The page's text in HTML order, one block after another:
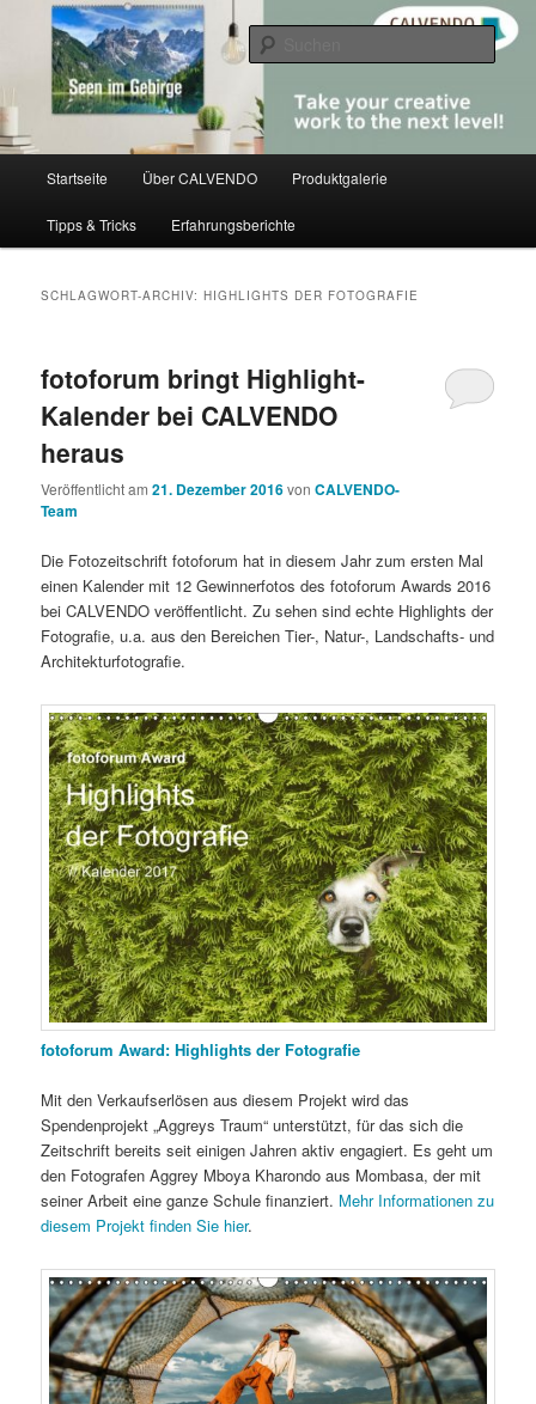
primären
springen
sekundären
springenCALVENDO
share creativity
Startseite Über CALVENDO Produktgalerie
Tipps & Tricks Erfahrungsberichte
SCHLAGWORT-ARCHIV:HIGHLIGHTS DER FOTOGRAFIE
fotoforum bringt Highlight-
Kalender bei CALVENDO
heraus
Veröffentlicht am21. Dezember 2016vonCALVENDO-
Team
Die Fotozeitschrift fotoforum hat in diesem Jahr zum ersten Mal
einen Kalender mit 12 Gewinnerfotos des fotoforum Awards 2016
bei CALVENDO veröffentlicht. Zu sehen sind echte Highlights der
Fotografie, u.a. aus den Bereichen Tier-, Natur-, Landschafts- und
Architekturfotografie.
fotoforum Award: Highlights der Fotografie
Mit den Verkaufserlösen aus diesem Projekt wird das
Spendenprojekt „Aggreys Traum“ unterstützt, für das sich die
Zeitschrift bereits seit einigen Jahren aktiv engagiert. Es geht um
den Fotografen Aggrey Mboya ­Kharondo aus Mombasa, der mit
seiner Arbeit eine ganze Schule finanziert. Mehr Informationen zu
diesem Projekt finden Sie hier.